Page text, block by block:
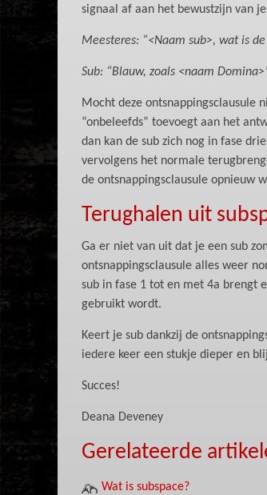
signaal af aan het bewustzijn van
Meesteres: “<Naam sub>, wat is
Sub: “Blauw, zoals <naam
Mocht deze
“onbeleefds” toevoegt aan het
dan kan de sub zich nog in fase
vervolgens het normale
de ontsnappingsclausule opnieuw
Terughalen uit
Ga er niet van uit dat je een sub
ontsnappingsclausule alles weer
sub in fase 1 tot en met 4a brengt
gebruikt wordt.
Keert je sub dankzij de
iedere keer een stukje dieper en
Succes!
Deana Deveney
Gerelateerde
Wat is subspace?